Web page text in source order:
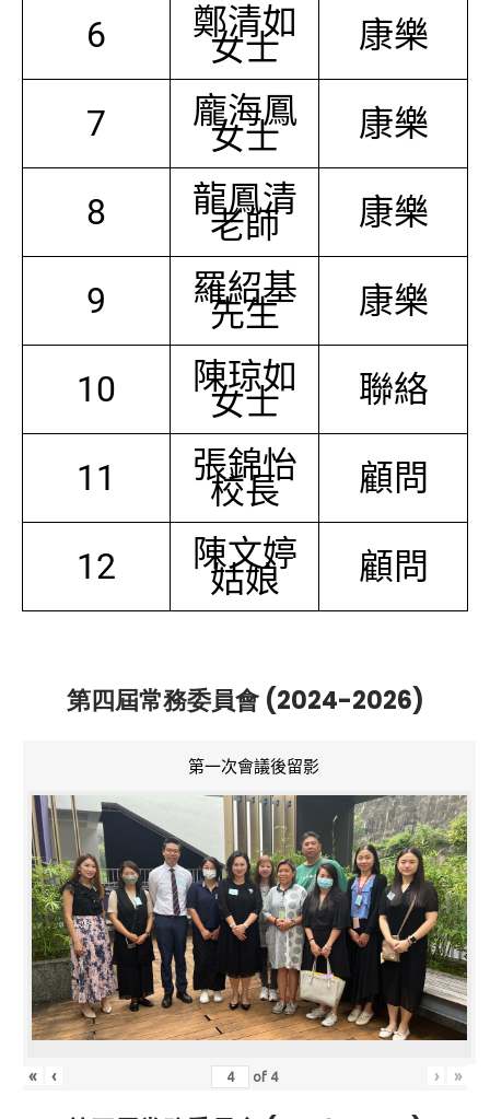
6 鄭清如
女士 康樂
7 龐海鳳
女士 康樂
8 龍鳳清
老師 康樂
9 羅紹基
先生 康樂
10 陳琼如
女士 聯絡
11 張錦怡
校長 顧問
12 陳文婷
姑娘 顧問
第四屆常務委員會 (2024-2026)
第一次會議後留影
« ‹ of 4 › »